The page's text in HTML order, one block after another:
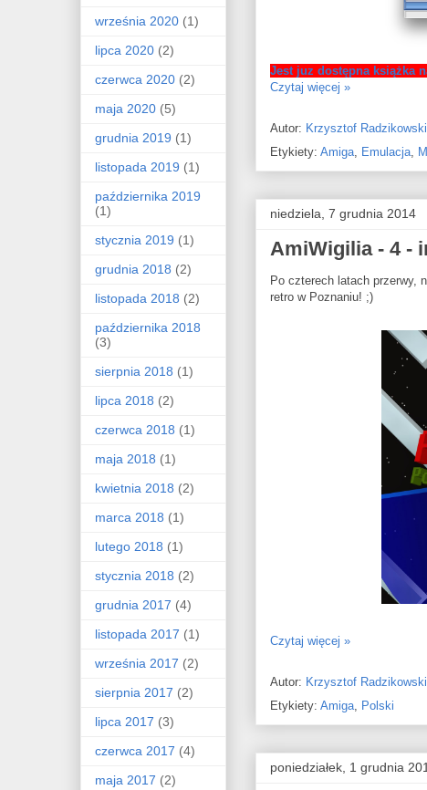
Jest juz dostępna książka
Czytaj więcej »
Autor: Krzysztof Radzikowski
Etykiety: Amiga, Emulacja,
niedziela, 7 grudnia 2014
AmiWigilia - 4 -
Po czterech latach przerwy,
retro w Poznaniu! ;)
Czytaj więcej »
Autor: Krzysztof Radzikowski
Etykiety: Amiga, Polski
poniedziałek, 1 grudnia
września 2020 (1)
lipca 2020 (2)
czerwca 2020 (2)
maja 2020 (5)
grudnia 2019 (1)
listopada 2019 (1)
października 2019
(1)
stycznia 2019 (1)
grudnia 2018 (2)
listopada 2018 (2)
października 2018
(3)
sierpnia 2018 (1)
lipca 2018 (2)
czerwca 2018 (1)
maja 2018 (1)
kwietnia 2018 (2)
marca 2018 (1)
lutego 2018 (1)
stycznia 2018 (2)
grudnia 2017 (4)
listopada 2017 (1)
września 2017 (2)
sierpnia 2017 (2)
lipca 2017 (3)
czerwca 2017 (4)
maja 2017 (2)